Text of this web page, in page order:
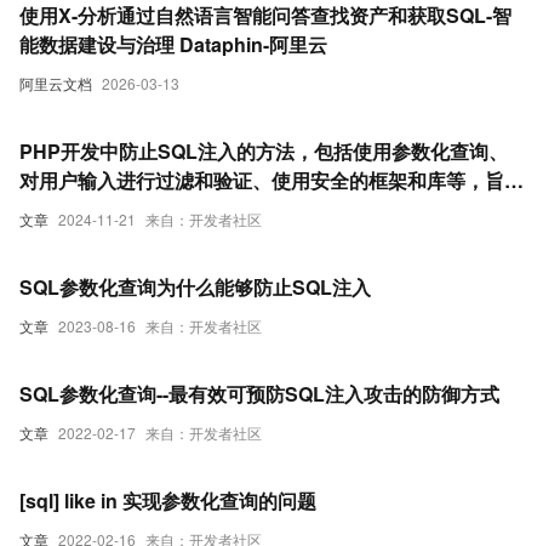
阿里云文档 2026-03-13
使用X-分析通过自然语言智能问答查找资产和获取SQL-智
能数据建设与治理 Dataphin-阿里云
文章 2024-11-21 来自：开发者社区
PHP开发中防止SQL注入的方法，包括使用参数化查询、
对用户输入进行过滤和验证、使用安全的框架和库等，旨在
帮助开发者有效应对SQL注入这一常见安全威胁，保障应
文章 2023-08-16 来自：开发者社区
SQL参数化查询为什么能够防止SQL注入
文章 2022-02-17 来自：开发者社区
SQL参数化查询--最有效可预防SQL注入攻击的防御方式
文章 2022-02-16 来自：开发者社区
[sql] like in 实现参数化查询的问题